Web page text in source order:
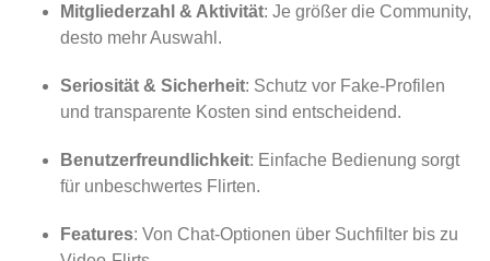
Mitgliederzahl & Aktivität: Je größer die Community,
desto mehr Auswahl.
Seriosität & Sicherheit: Schutz vor Fake-Profilen
und transparente Kosten sind entscheidend.
Benutzerfreundlichkeit: Einfache Bedienung sorgt
für unbeschwertes Flirten.
Features: Von Chat-Optionen über Suchfilter bis zu